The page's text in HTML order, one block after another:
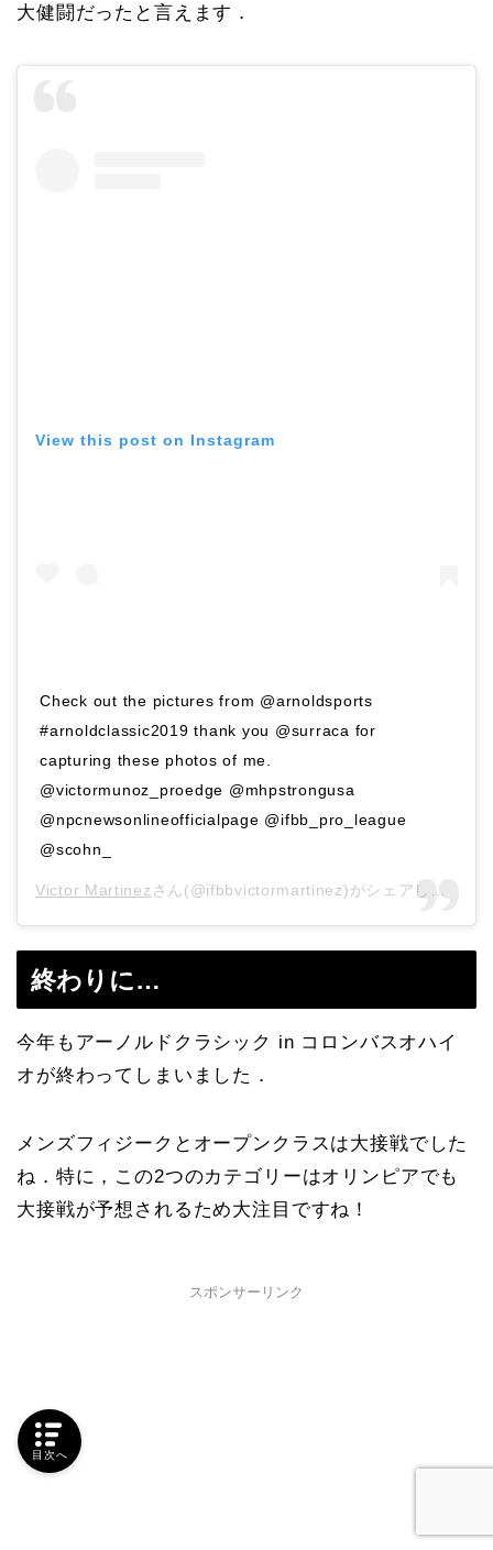
大健闘だったと言えます．
View this post on Instagram
Check out the pictures from @arnoldsports
#arnoldclassic2019 thank you @surraca for
capturing these photos of me.
@victormunoz_proedge @mhpstrongusa
@npcnewsonlineofficialpage @ifbb_pro_league
@scohn_
Victor Martinez さん(@ifbbvictormartinez)がシェアした投稿 –
終わりに…
今年もアーノルドクラシック in コロンバスオハイ
オが終わってしまいました．
メンズフィジークとオープンクラスは大接戦でした
ね．特に，この2つのカテゴリーはオリンピアでも
大接戦が予想されるため大注目ですね！
スポンサーリンク
目次へ